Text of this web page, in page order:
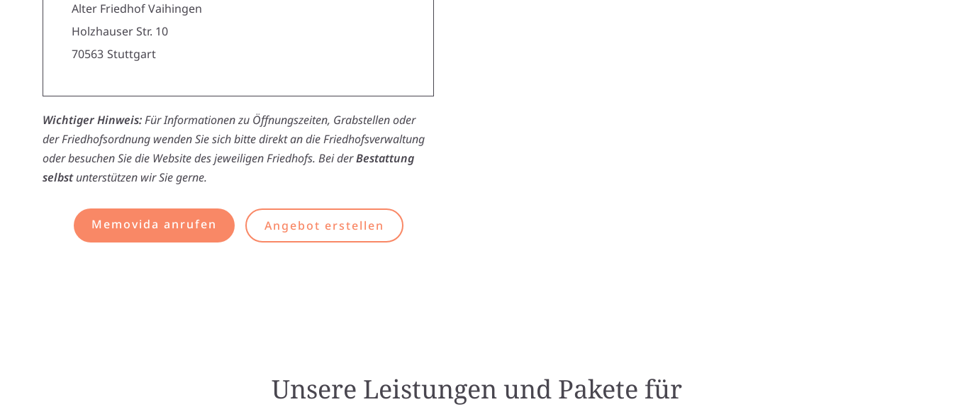
Alter Friedhof Vaihingen
Holzhauser Str. 10
70563 Stuttgart
Wichtiger Hinweis:Für Informationen zu Öffnungszeiten, Grabstellen oder
der Friedhofsordnung wenden Sie sich bitte direkt an die Friedhofsverwaltung
oder besuchen Sie die Website des jeweiligen Friedhofs. Bei derBestattung
selbstunterstützen wir Sie gerne.
Memovida anrufen Angebot erstellen
Unsere Leistungen und Pakete für